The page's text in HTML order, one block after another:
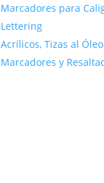
Marcadores para
Lettering
Acrílicos, Tizas al
Marcadores y